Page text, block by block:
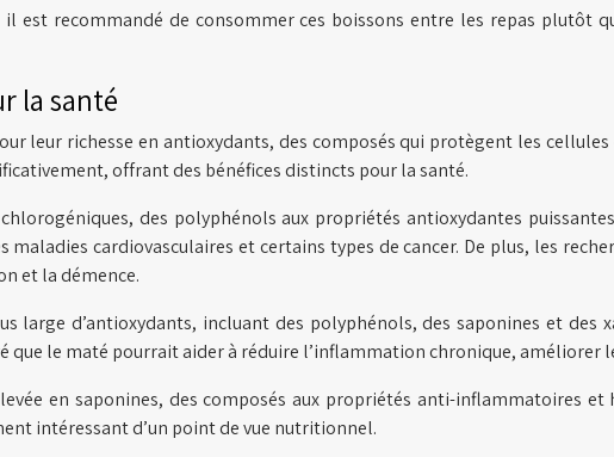
est recommandé de consommer ces boissons entre les repas plutôt
la santé
leur richesse en antioxydants, des composés qui protègent les
offrant des bénéfices distincts pour la santé.
des polyphénols aux propriétés antioxydantes
cardiovasculaires et certains types de cancer. De plus, les
et la démence.
large d’antioxydants, incluant des polyphénols, des saponines et
que le maté pourrait aider à réduire l’inflammation chronique,
en saponines, des composés aux propriétés anti-inflammatoires
intéressant d’un point de vue nutritionnel.